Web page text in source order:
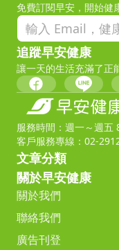
免費訂閱早安，開始健
追蹤早安健康
讓一天的生活充滿了正
服務時間：週一～週五
客戶服務專線：02-
文章分類
關於早安健康
關於我們
聯絡我們
廣告刊登